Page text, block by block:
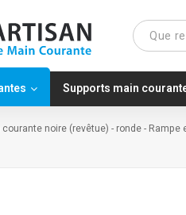
Supports main
courante noire (revêtue) - ronde -